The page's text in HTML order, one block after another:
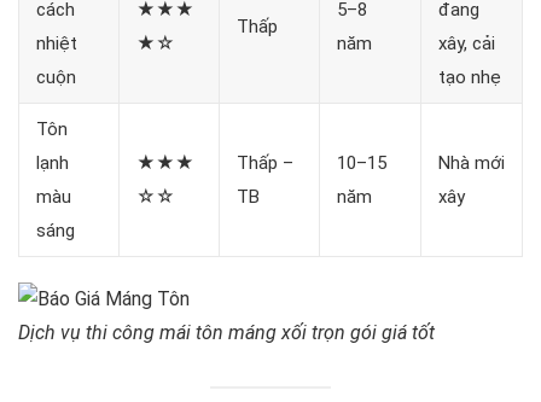
cách
nhiệt
cuộn
★★★
★☆
Thấp
5–8
năm
đang
xây, cải
tạo nhẹ
Tôn
lạnh
màu
sáng
★★★
☆☆
Thấp –
TB
10–15
năm
Nhà mới
xây
Dịch vụ thi công mái tôn máng xối trọn gói giá tốt